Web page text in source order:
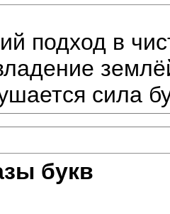
подход в
сила
букв